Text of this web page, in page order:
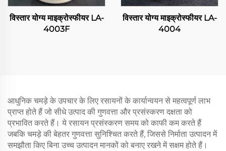
विस्तार योग्य माइक्रोस्फीयर LA-
4003F
विस्तार योग्य माइक्रोस्फीयर LA-
4004
आधुनिक चमड़े के उपचार के लिए रसायनों के कार्यान्वयन से महत्वपूर्ण लाभ
प्राप्त होते हैं जो सीधे उत्पाद की गुणवत्ता और प्रसंस्करण दक्षता को
प्रभावित करते हैं। ये रसायन प्रसंस्करण समय को काफी कम करते हैं
जबकि चमड़े की बेहतर गुणवत्ता सुनिश्चित करते हैं, जिससे निर्माता उत्पादन में
समझौता किए बिना उच्च उत्पादन मानकों को बनाए रखने में सक्षम होते हैं।